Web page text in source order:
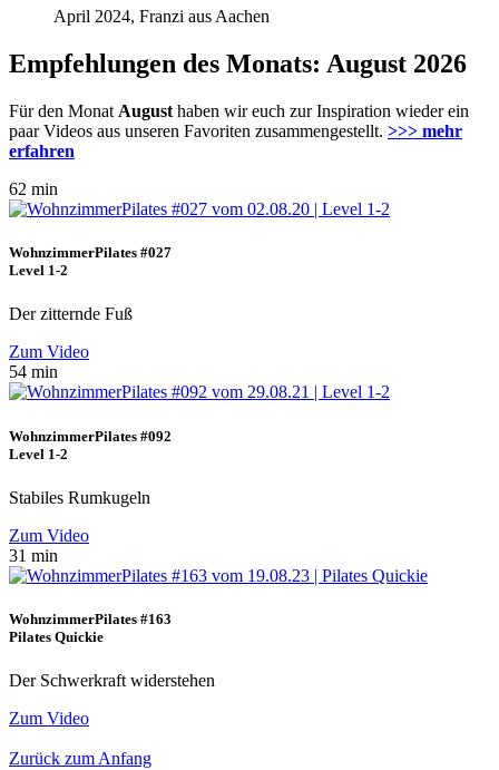
April 2024, Franzi aus Aachen
Empfehlungen des Monats: August 2026
Für den Monat August haben wir euch zur Inspiration wieder ein
paar Videos aus unseren Favoriten zusammengestellt. >>> mehr
erfahren
62 min
WohnzimmerPilates #027
Level 1-2
Der zitternde Fuß
Zum Video
54 min
WohnzimmerPilates #092
Level 1-2
Stabiles Rumkugeln
Zum Video
31 min
WohnzimmerPilates #163
Pilates Quickie
Der Schwerkraft widerstehen
Zum Video
Zurück zum Anfang